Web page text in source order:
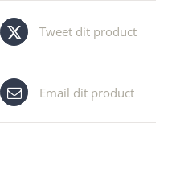
Tweet dit product
Email dit product